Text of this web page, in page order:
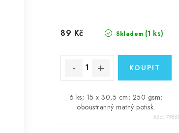
Skladem (1 ks)
89 Kč
6 ks; 15 x 30,5 cm; 250 gsm;
oboustranný matný potisk.
Kód:79561